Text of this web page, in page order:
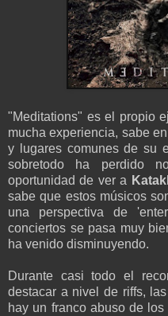
"Meditations" es el propio
mucha experiencia, sabe
y lugares comunes de su
sobretodo ha perdido
oportunidad de ver a
sabe que estos músicos
una perspectiva de
conciertos se pasa muy
ha venido disminuyendo.
Durante casi todo el
destacar a nivel de riffs,
hay un franco abuso de